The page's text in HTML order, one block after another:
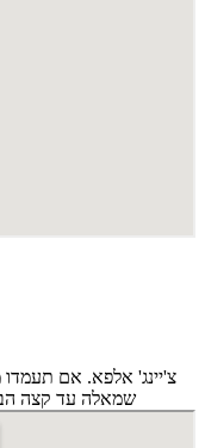
צ'יינג' אלפא. אם תעמדו
שמאלה עד קצה